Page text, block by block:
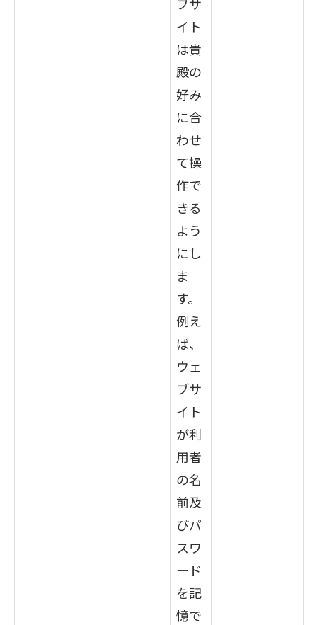
イト
は貴
殿の
好み
に合
わせ
て操
作で
きる
よう
にし
ま
す。
例え
ば、
ウェ
ブサ
イト
が利
用者
の名
前及
びパ
スワ
ード
を記
憶で